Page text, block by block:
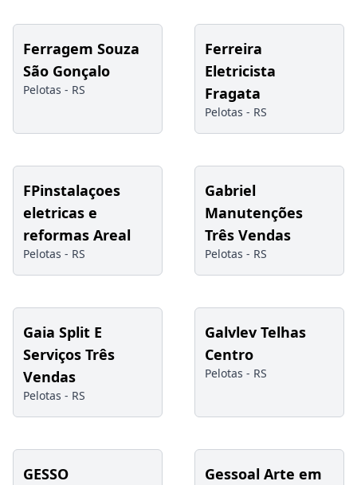
Ferragem Souza
São Gonçalo
Pelotas - RS
Ferreira
Eletricista
Fragata
Pelotas - RS
FPinstalaçoes
eletricas e
reformas Areal
Pelotas - RS
Gabriel
Manutenções
Três Vendas
Pelotas - RS
Gaia Split E
Serviços Três
Vendas
Pelotas - RS
Galvlev Telhas
Centro
Pelotas - RS
GESSO
Gessoal Arte em